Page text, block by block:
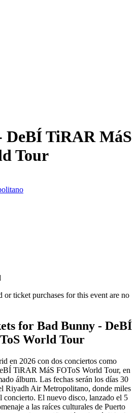
DeBÍ TiRAR MáS
Tour
or ticket purchases for this event are no
for Bad Bunny - DeBÍ
World Tour
en 2026 con dos conciertos como
TiRAR MáS FOToS World Tour, en
álbum. Las fechas serán los días 30
Riyadh Air Metropolitano, donde miles
concierto. El nuevo disco, lanzado el 5
a las raíces culturales de Puerto